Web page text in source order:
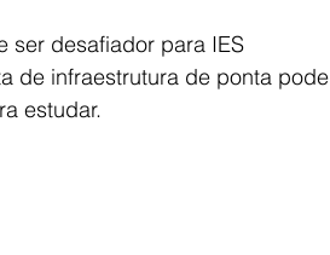
ser desafiador para IES
de infraestrutura de ponta pode
estudar.